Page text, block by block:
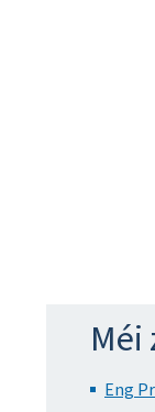
Méi
Eng